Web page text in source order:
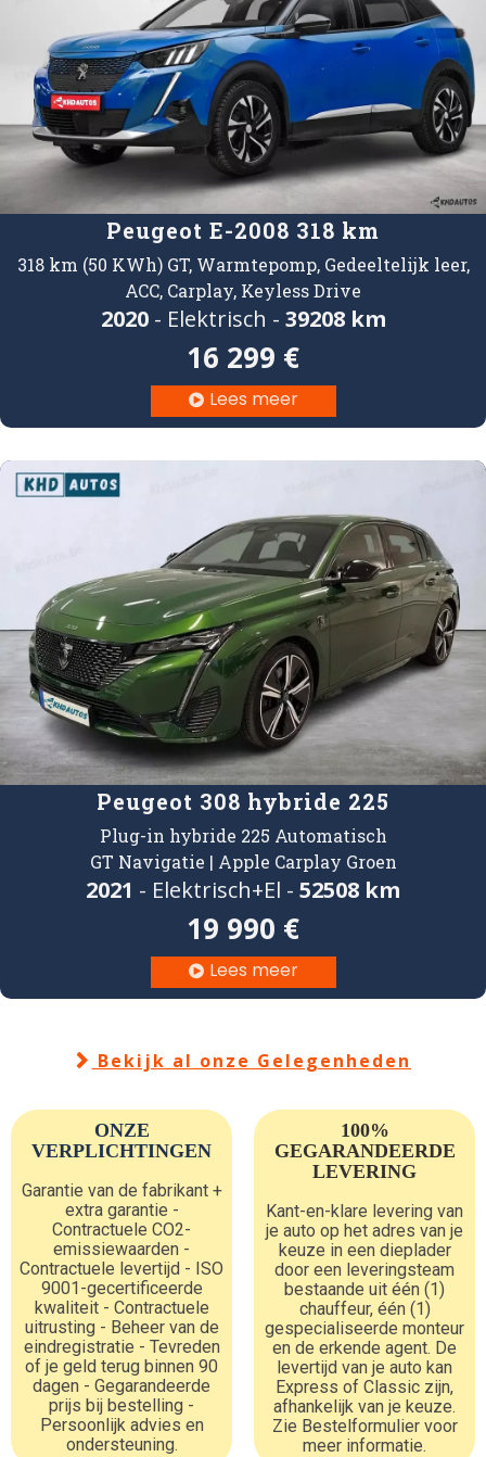
Peugeot E-2008 318 km
318 km (50 KWh) GT, Warmtepomp, Gedeeltelijk leer,
ACC, Carplay, Keyless Drive
2020- Elektrisch - 39208 km
16 299 €
 Lees meer
Peugeot 308 hybride 225
Plug-in hybride 225 Automatisch
GT Navigatie | Apple Carplay Groen
2021 - Elektrisch+El - 52508 km
19 990 €
 Lees meer
 Bekijk al onze Gelegenheden
ONZE
VERPLICHTINGEN
Garantie van de fabrikant +
extra garantie -
Contractuele CO2-
emissiewaarden -
Contractuele levertijd - ISO
9001-gecertificeerde
kwaliteit - Contractuele
uitrusting - Beheer van de
eindregistratie - Tevreden
of je geld terug binnen 90
dagen - Gegarandeerde
prijs bij bestelling -
Persoonlijk advies en
ondersteuning.
100%
GEGARANDEERDE
LEVERING
Kant-en-klare levering van
je auto op het adres van je
keuze in een dieplader
door een leveringsteam
bestaande uit één (1)
chauffeur, één (1)
gespecialiseerde monteur
en de erkende agent. De
levertijd van je auto kan
Express of Classic zijn,
afhankelijk van je keuze.
Zie Bestelformulier voor
meer informatie.